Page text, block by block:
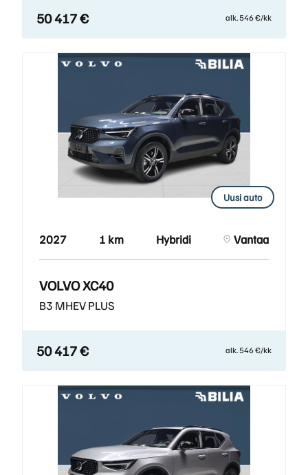
50 417 € alk. 546 €/kk
Uusi auto
2027 1 km Hybridi Vantaa
VOLVO XC40
B3 MHEV PLUS
50 417 € alk. 546 €/kk